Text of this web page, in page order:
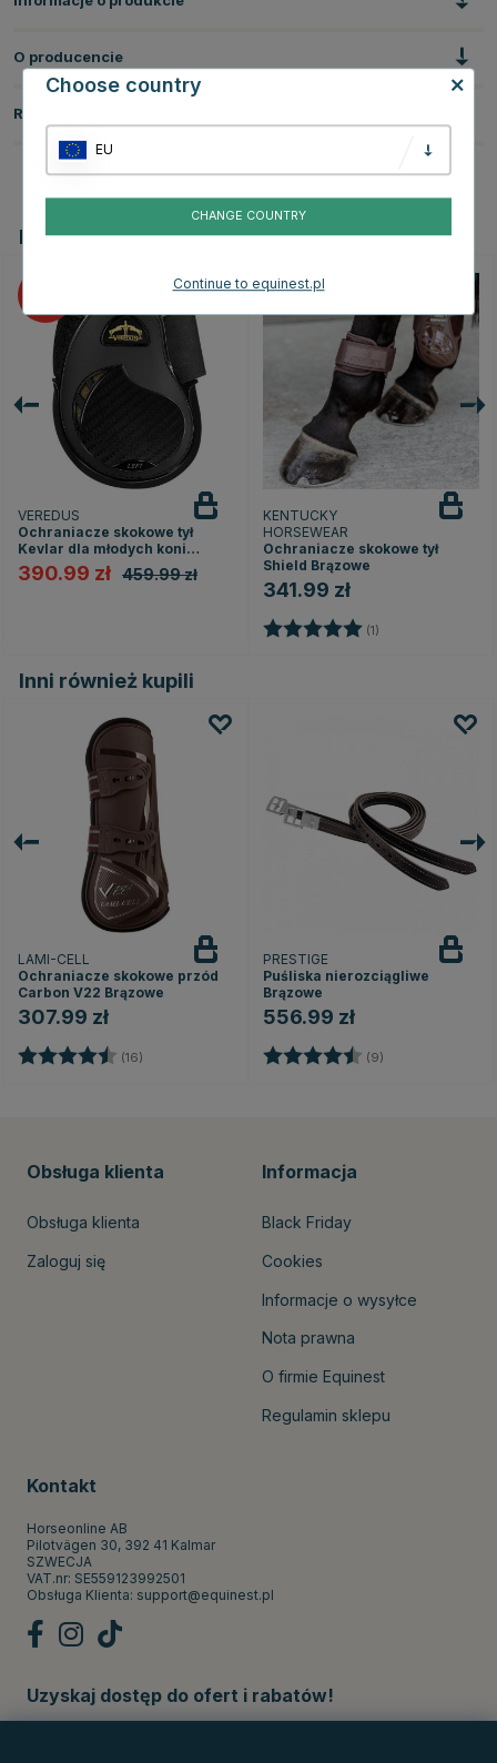
O producencie
Recenzje
Powiązane produkty
VEREDUS
Ochraniacze skokowe tył
Kevlar dla młodych koni
Czarne
390.99 zł 459.99 zł
KENTUCKY
HORSEWEAR
Ochraniacze skokowe tył
Shield Brązowe
341.99 zł
Ocena: (1)
Inni również kupili
LAMI-CELL
Ochraniacze skokowe przód
Carbon V22 Brązowe
307.99 zł
Ocena: (16) 4.6 na 5 gwiazdek
PRESTIGE
Puśliska nierozciągliwe
Brązowe
556.99 zł
Ocena: (9)
Obsługa klienta
Obsługa klienta
Zaloguj się
Informacja
Black Friday
Cookies
Informacje o wysyłce
Nota prawna
O firmie Equinest
Regulamin sklepu
Kontakt
Horseonline AB
Pilotvägen 30, 392 41 Kalmar
SZWECJA
VAT.nr: SE559123992501
Obsługa Klienta: support@equinest.pl
Uzyskaj dostęp do ofert i rabatów!
Choose country
EU
CHANGE COUNTRY
Continue to equinest.pl